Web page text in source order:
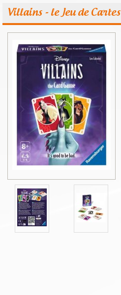
Villains - le Jeu de Cartes